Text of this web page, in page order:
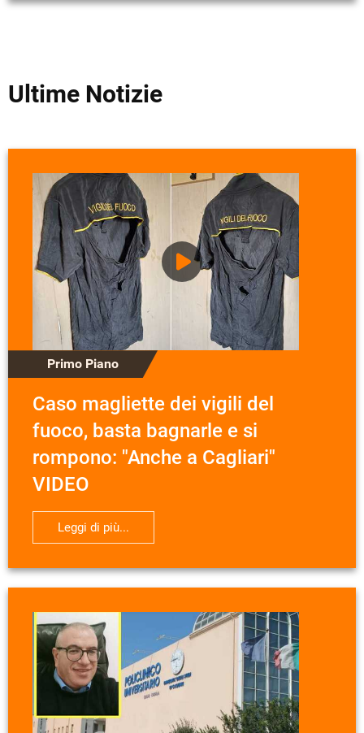
Ultime Notizie
Primo Piano
Caso magliette dei vigili del
fuoco, basta bagnarle e si
rompono: "Anche a Cagliari"
VIDEO
Leggi di più...